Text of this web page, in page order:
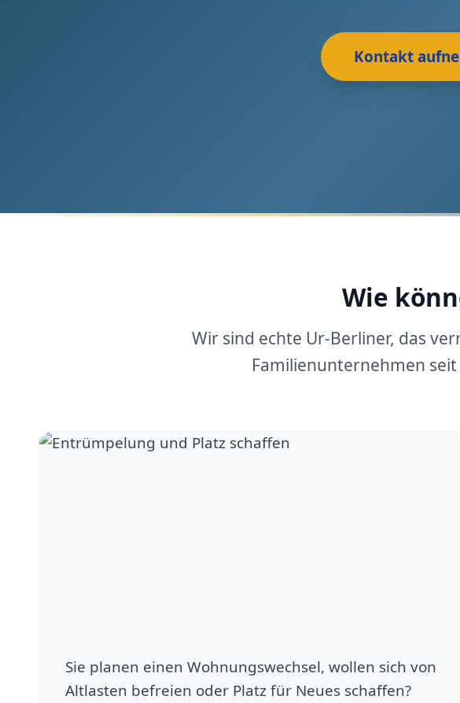
Kontakt
Wie
Wir sind echte Ur-Berliner, das
Familienunternehmen
Sie planen einen Wohnungswechsel, wollen sich von
Altlasten befreien oder Platz für Neues schaffen?